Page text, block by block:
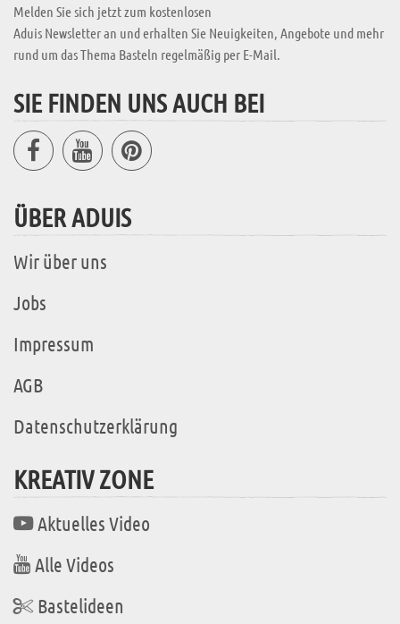
Melden Sie sich jetzt zum kostenlosen
Aduis Newsletter an und erhalten Sie Neuigkeiten, Angebote und mehr
rund um das Thema Basteln regelmäßig per E-Mail.
SIE FINDEN UNS AUCH BEI
ÜBER ADUIS
Wir über uns
Jobs
Impressum
AGB
Datenschutzerklärung
KREATIV ZONE
Aktuelles Video
Alle Videos
Bastelideen